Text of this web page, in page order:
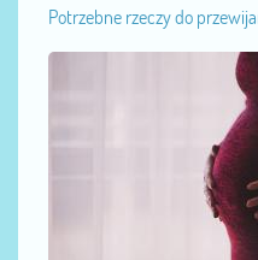
Potrzebne rzeczy do